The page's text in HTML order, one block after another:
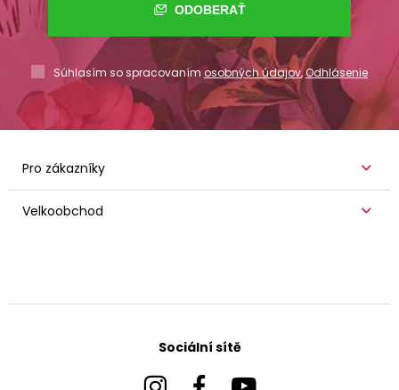
ODOBERAŤ
Súhlasím so spracovaním osobných údajov,Odhlásenie
Pro zákazníky
Velkoobchod
Sociální sítě